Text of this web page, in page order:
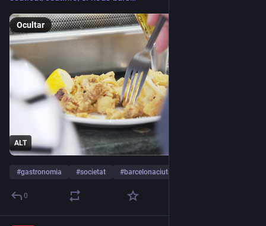
ALT
Ocultar
#gastronomia #societat #barcelonaciutat
0